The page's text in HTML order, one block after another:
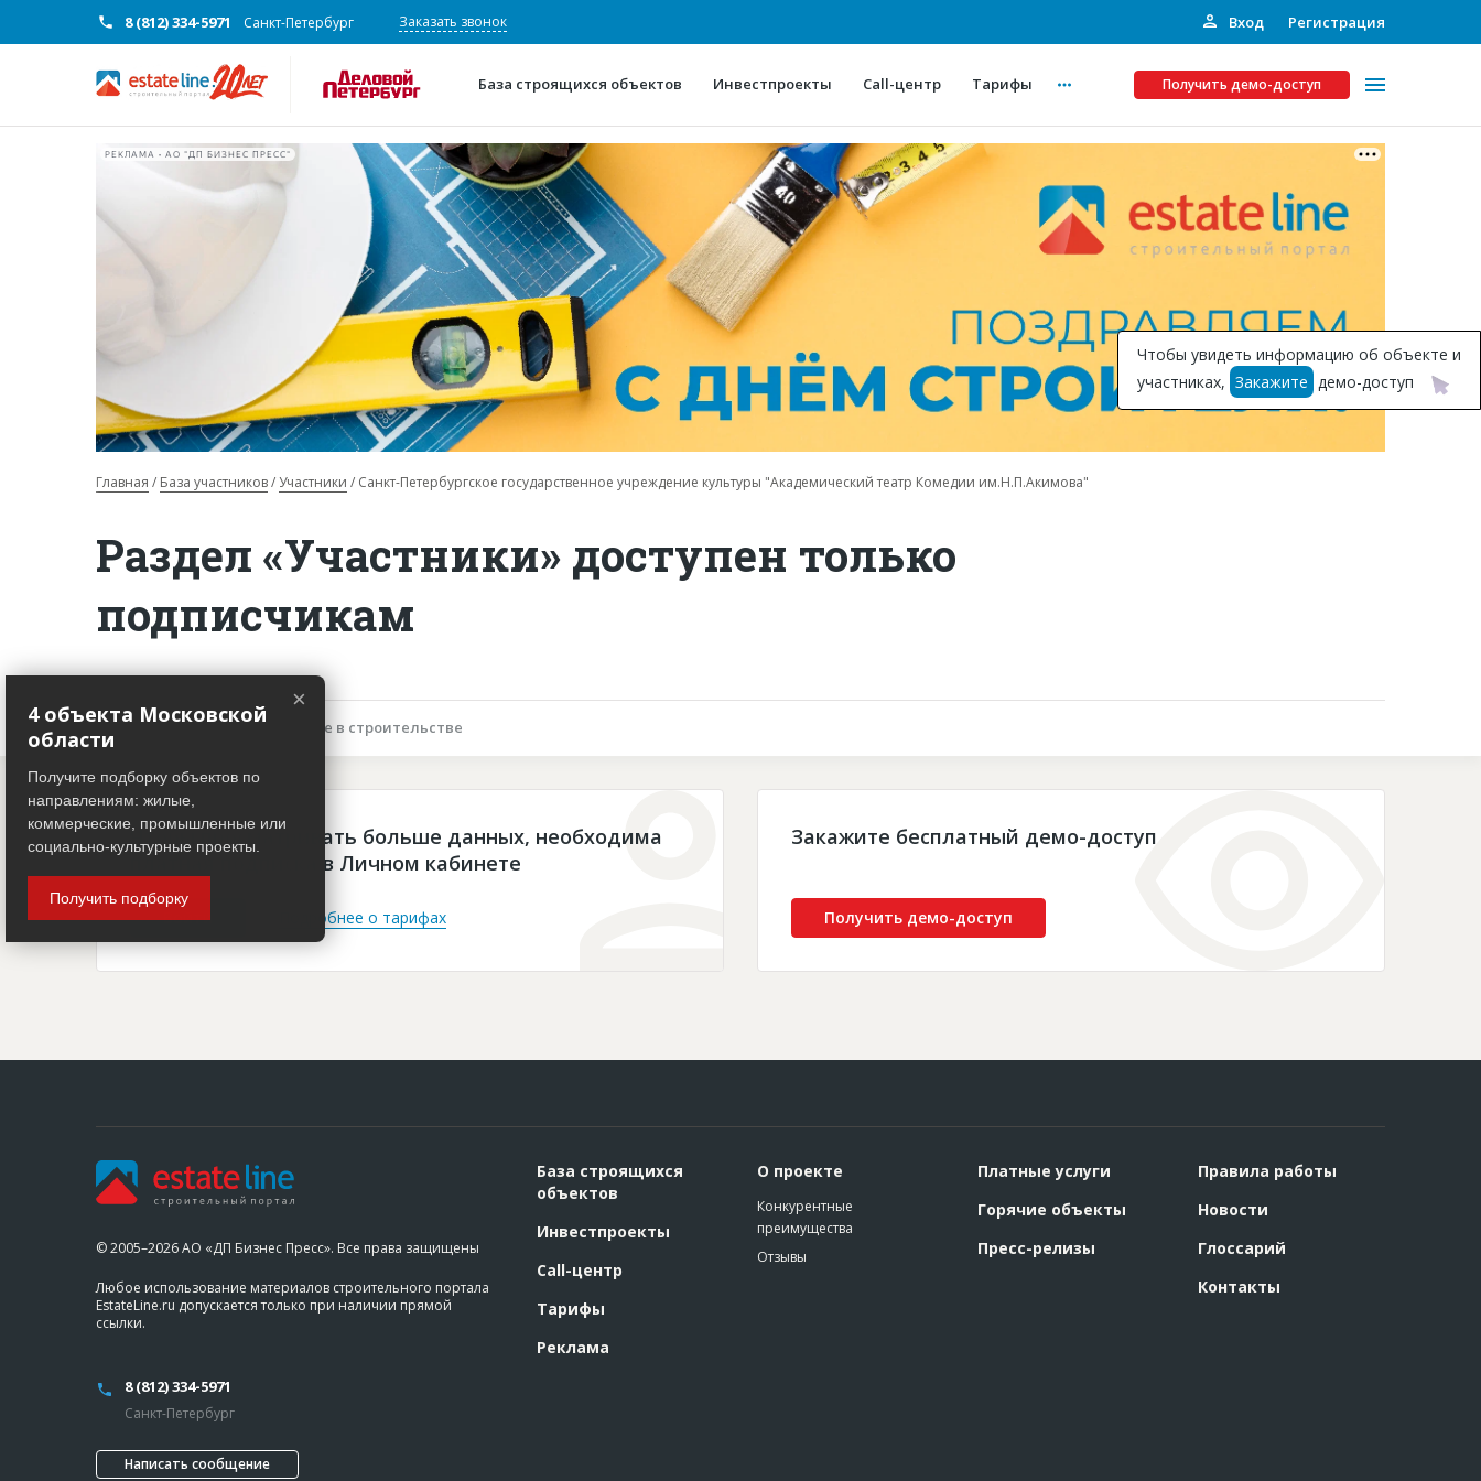
8 (812) 334-5971 Санкт-Петербург Заказать звонок Вход Регистрация
База строящихся объектов Инвестпроекты Call-центр Тарифы Получить демо-доступ
О проекте
Конкурентные преимущества
Горячие объекты
Глоссарий
Платные услуги
Рекламодателям
Инвестпроекты
Подписка на Базу
РЕКЛАМА • АО "ДП БИЗНЕС ПРЕСС"
Главная База участников Участники Санкт-Петербургское государственное учреждение культуры "Академический театр Комедии им.Н.П.Акимова"
Раздел «Участники» доступен только
подписчикам
Описание объекта Участие в строительстве
Чтобы просматривать больше данных, необходима
платная подписка в Личном кабинете
Войти Подробнее о тарифах
Закажите бесплатный демо-доступ
Получить демо-доступ
Чтобы увидеть информацию об объекте и
участниках, Закажите демо-доступ
© 2005–2026 АО «ДП Бизнес Пресс». Все права защищены
Любое использование материалов строительного портала
EstateLine.ru допускается только при наличии прямой
ссылки.
8 (812) 334-5971
Санкт-Петербург
Написать сообщение
База строящихся
объектов
Инвестпроекты
Call-центр
Тарифы
Реклама
О проекте
Конкурентные
преимущества
Отзывы
Платные услуги
Горячие объекты
Пресс-релизы
Правила работы
Новости
Глоссарий
Контакты
×
4 объекта Московской
области
Получите подборку объектов по
направлениям: жилые,
коммерческие, промышленные или
социально-культурные проекты.
Получить подборку